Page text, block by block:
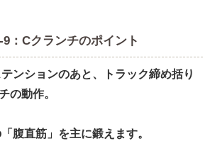
：Cクランチのポイント
ンションのあと、トラック締め括り
の動作。
腹直筋」を主に鍛えます。